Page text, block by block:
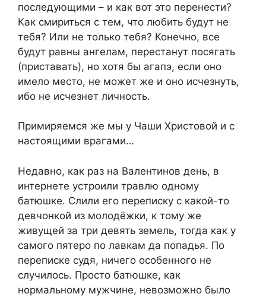
последующими – и как вот это перенести?
Как смириться с тем, что любить будут не
тебя? Или не только тебя? Конечно, все
будут равны ангелам, перестанут посягать
(приставать), но хотя бы агапэ, если оно
имело место, не может же и оно исчезнуть,
ибо не исчезнет личность.
Примиряемся же мы у Чаши Христовой и с
настоящими врагами…
Недавно, как раз на Валентинов день, в
интернете устроили травлю одному
батюшке. Слили его переписку с какой-то
девчонкой из молодёжки, к тому же
живущей за три девять земель, тогда как у
самого пятеро по лавкам да попадья. По
переписке судя, ничего особенного не
случилось. Просто батюшке, как
нормальному мужчине, невозможно было